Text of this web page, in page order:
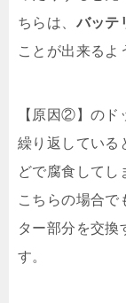
ちらは、 バッテ
ことが出来るよ
【原因②】のド
繰り返している
どで腐食してし
こちらの場合で
ター部分を交換
す。